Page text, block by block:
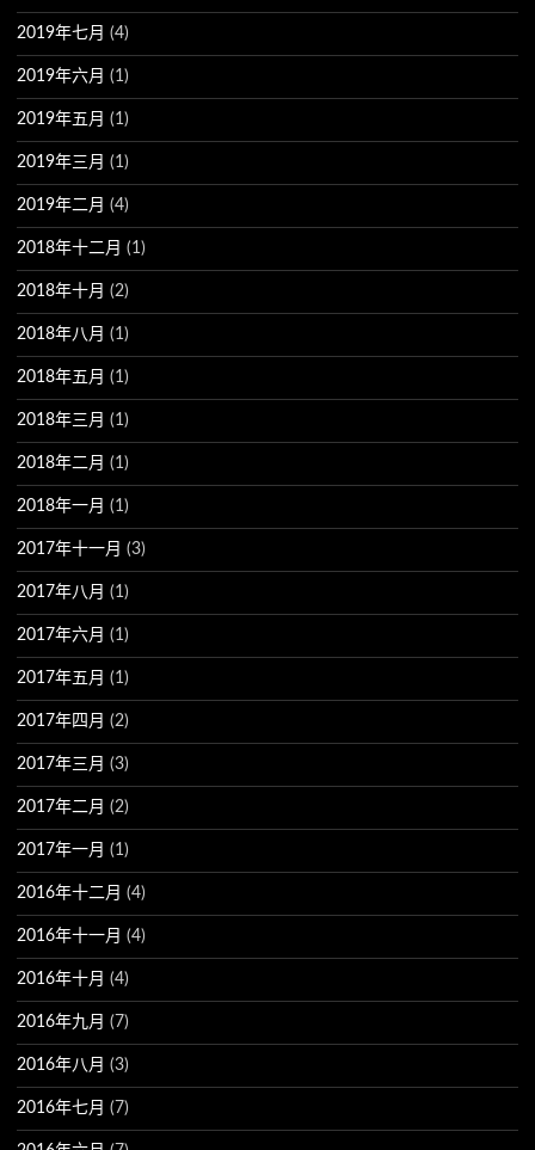
2019年七月 (4)
2019年六月 (1)
2019年五月 (1)
2019年三月 (1)
2019年二月 (4)
2018年十二月 (1)
2018年十月 (2)
2018年八月 (1)
2018年五月 (1)
2018年三月 (1)
2018年二月 (1)
2018年一月 (1)
2017年十一月 (3)
2017年八月 (1)
2017年六月 (1)
2017年五月 (1)
2017年四月 (2)
2017年三月 (3)
2017年二月 (2)
2017年一月 (1)
2016年十二月 (4)
2016年十一月 (4)
2016年十月 (4)
2016年九月 (7)
2016年八月 (3)
2016年七月 (7)